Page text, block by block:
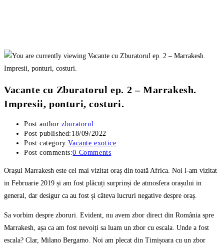
Vacante cu Zburatorul ep. 2 – Marrakesh.
Impresii, ponturi, costuri.
Post author:zburatorul
Post published: 18/09/2022
Post category:Vacante exotice
Post comments:0 Comments
Orașul Marrakesh este cel mai vizitat oraș din toată Africa. Noi l-am vizitat
in Februarie 2019 și am fost plăcuți surprinși de atmosfera orașului in
general, dar desigur ca au fost și câteva lucruri negative despre oraș.
Sa vorbim despre zboruri. Evident, nu avem zbor direct din România spre
Marrakesh, așa ca am fost nevoiți sa luam un zbor cu escala. Unde a fost
escala? Clar, Milano Bergamo. Noi am plecat din Timișoara cu un zbor